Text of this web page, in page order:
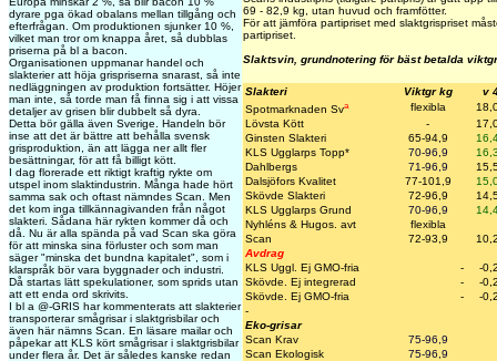
dyrare pga ökad obalans mellan tillgång och
efterfrågan. Om produktionen sjunker 10 %,
vilket man tror om knappa året, så dubblas
priserna på bl a bacon.
Organisationen uppmanar handel och
slakterier att höja grispriserna snarast, så inte
nedläggningen av produktion fortsätter. Höjer
man inte, så torde man få finna sig i att vissa
detaljer av grisen blir dubbelt så dyra.
Detta bör gälla även Sverige. Handeln bör
inse att det är bättre att behålla svensk
grisproduktion, än att lägga ner allt fler
besättningar, för att få billigt kött.
I dag florerade ett riktigt kraftig rykte om
utspel inom slaktindustrin. Många hade hört
samma sak och oftast nämndes Scan. Men
det kom inga tillkännagivanden från något
slakteri. Sådana här rykten kommer då och
då. Nu är alla spända på vad Scan ska göra
för att minska sina förluster och som man
säger "minska det bundna kapitalet", som i
klarspråk bör vara byggnader och industri.
Då startas lätt spekulationer, som sprids utan
att ett enda ord skrivits.
I bl a @-GRIS har kommenterats att slakterier
transporterar smågrisar i slaktgrisbilar och
även här nämns Scan. En läsare mailar och
påpekar att KLS kört smågrisar i slaktgrisbilar
under flera år. Det är således kanske redan
69 - 82,9 kg, utan huvud och framfötter.
För att jämföra partipriset med slaktgrispriset
partipriset.
Slaktsvin, grundnotering för bäst betalda
Slakteri Viktgr kg
v
Spotmarknaden Sva flexibla
Lövsta Kött
-
Ginsten Slakteri
65-94,9
KLS Ugglarps Topp* 70-96,9
Dahlbergs
71-96,9
Dalsjöfors Kvalitet
77-101,9
Skövde Slakteri
72-96,9
KLS Ugglarps Grund
70-96,9
Nyhléns & Hugos. avt
flexibla
Scan
72-93,9
Avdrag
KLS Uggl. Ej GMO-fria
-
-
Skövde. Ej integrerad
-
-
Skövde. Ej GMO-fria
-
-
-
Eko-grisar
Scan Krav
75-96,9
Scan Ekologisk
75-96,9